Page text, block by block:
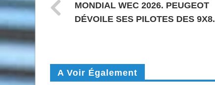
MONDIAL WEC 2026. PEUGEOT
DÉVOILE SES PILOTES DES 9X8.
A Voir Également